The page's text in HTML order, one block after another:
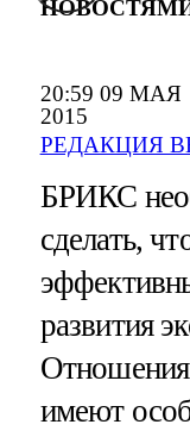
20:59 09 МАЯ
2015
РЕДАКЦИЯ
БРИКС
сделать,
развития
имеют